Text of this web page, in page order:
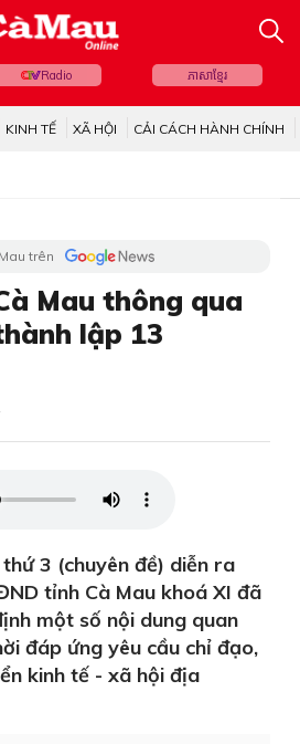
Radio ភាសាខ្មែរ
KINH TẾ XÃ HỘI CẢI CÁCH HÀNH CHÍNH
trên
Mau thông qua
lập 13
3 (chuyên đề) diễn ra
tỉnh Cà Mau khoá XI đã
một số nội dung quan
đáp ứng yêu cầu chỉ đạo,
kinh tế - xã hội địa